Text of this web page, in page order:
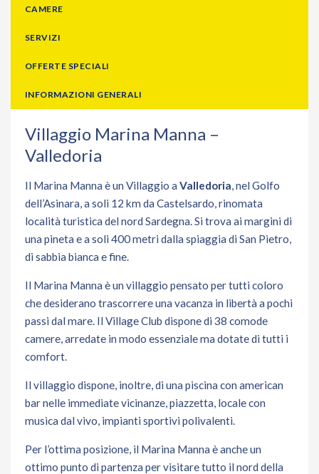
CAMERE
SERVIZI
OFFERTE SPECIALI
INFORMAZIONI GENERALI
Villaggio Marina Manna –
Valledoria
Il Marina Manna è un Villaggio a Valledoria , nel Golfo
dell’Asinara, a soli 12 km da Castelsardo, rinomata
località turistica del nord Sardegna. Si trova ai margini di
una pineta e a soli 400 metri dalla spiaggia di San Pietro,
di sabbia bianca e fine.
Il Marina Manna è un villaggio pensato per tutti coloro
che desiderano trascorrere una vacanza in libertà a pochi
passi dal mare. Il Village Club dispone di 38 comode
camere, arredate in modo essenziale ma dotate di tutti i
comfort.
Il villaggio dispone, inoltre, di una piscina con american
bar nelle immediate vicinanze, piazzetta, locale con
musica dal vivo, impianti sportivi polivalenti.
Per l’ottima posizione, il Marina Manna è anche un
ottimo punto di partenza per visitare tutto il nord della